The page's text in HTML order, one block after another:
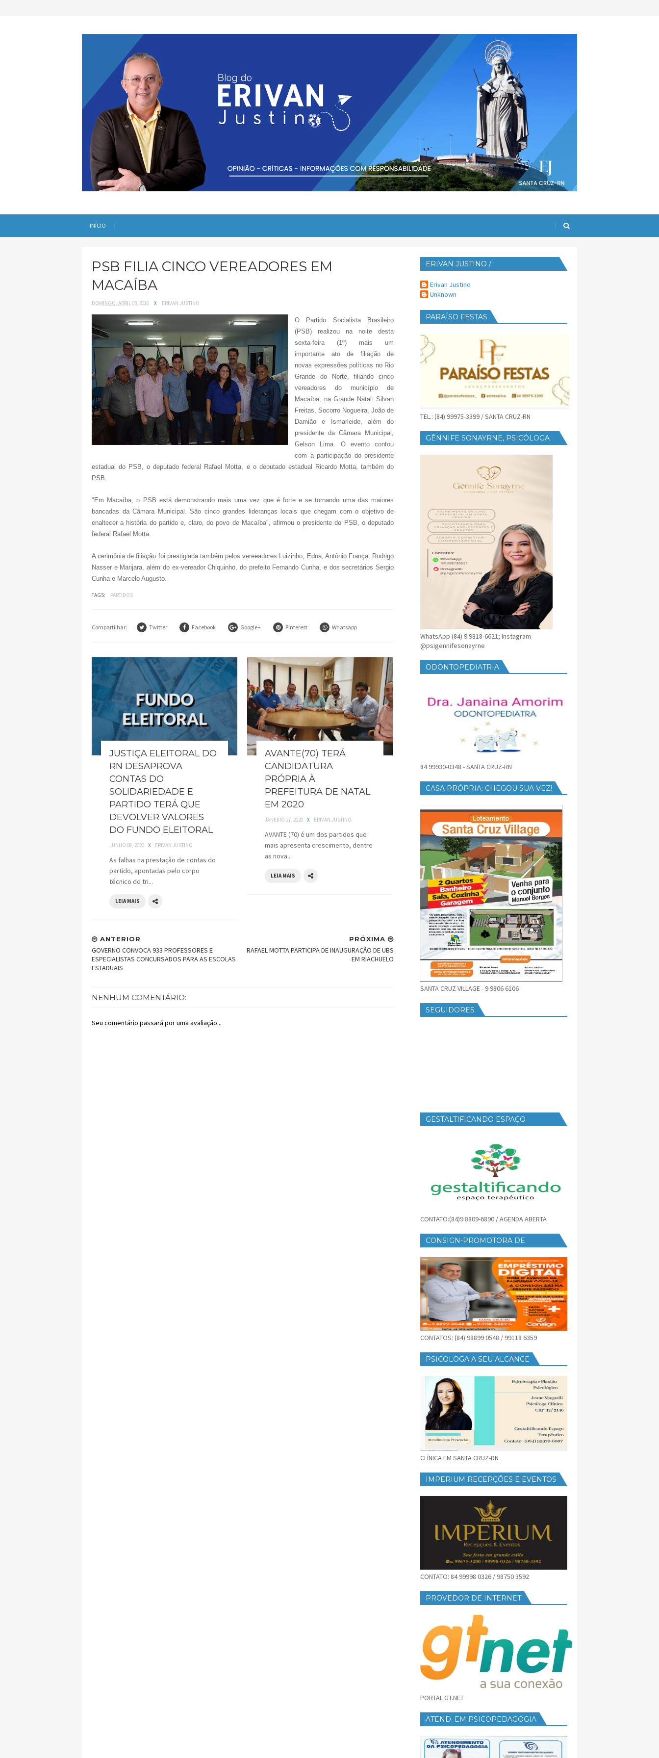
INÍCIO
PSB FILIA CINCO VEREADORES EM
MACAÍBA
DOMINGO, ABRIL 03, 2016 X ERIVAN JUSTINO
O Partido Socialista Brasileiro
(PSB) realizou na noite desta
sexta-feira (1º) mais um
importante ato de filiação de
novas expressões políticas no Rio
Grande do Norte, filiando cinco
vereadores do município de
Macaíba, na Grande Natal: Silvan
Freitas, Socorro Nogueira, João de
Damião e Ismarleide, além do
presidente da Câmara Municipal,
Gelson Lima. O evento contou
com a participação do presidente
estadual do PSB, o deputado federal Rafael Motta, e o deputado estadual Ricardo Motta, também do
PSB.
"Em Macaíba, o PSB está demonstrando mais uma vez que é forte e se tornando uma das maiores
bancadas da Câmara Municipal. São cinco grandes lideranças locais que chegam com o objetivo de
enaltecer a história do partido e, claro, do povo de Macaíba", afirmou o presidente do PSB, o deputado
federal Rafael Motta.
A cerimônia de filiação foi prestigiada também pelos vereeadores Luizinho, Edna, Antônio França, Rodrigo
Nasser e Marijara, além do ex-vereador Chiquinho, do prefeito Fernando Cunha, e dos secretários Sergio
Cunha e Marcelo Augusto.
TAGS: PARTIDOS
Compartilhar: Twitter Facebook Google+ Pinterest Whatsapp
JUSTIÇA ELEITORAL DO
RN DESAPROVA
CONTAS DO
SOLIDARIEDADE E
PARTIDO TERÁ QUE
DEVOLVER VALORES
DO FUNDO ELEITORAL
JUNHO 08, 2020 X ERIVAN JUSTINO
As falhas na prestação de contas do
partido, apontadas pelo corpo
técnico do tri...
LEIA MAIS
AVANTE(70) TERÁ
CANDIDATURA
PRÓPRIA À
PREFEITURA DE NATAL
EM 2020
JANEIRO 27, 2020 X ERIVAN JUSTINO
AVANTE (70) é um dos partidos que
mais apresenta crescimento, dentre
as nova...
LEIA MAIS
PRÓXIMA
RAFAEL MOTTA PARTICIPA DE INAUGURAÇÃO DE UBS
EM RIACHUELO
ANTERIOR
GOVERNO CONVOCA 933 PROFESSORES E
ESPECIALISTAS CONCURSADOS PARA AS ESCOLAS
ESTADUAIS
NENHUM COMENTÁRIO:
Seu comentário passará por uma avaliação...
ERIVAN JUSTINO /
Erivan Justino
Unknown
PARAÍSO FESTAS
TEL.: (84) 99975-3399 / SANTA CRUZ-RN
GÊNNIFE SONAYRNE, PSICÓLOGA
WhatsApp (84) 9.9818-6621; Instagram
@psigennifesonayrne
ODONTOPEDIATRIA
84 99930-0348 - SANTA CRUZ-RN
CASA PRÓPRIA: CHEGOU SUA VEZ!
SANTA CRUZ VILLAGE - 9 9806 6106
SEGUIDORES
GESTALTIFICANDO ESPAÇO
CONTATO:(84)9.8809-6890 / AGENDA ABERTA
CONSIGN-PROMOTORA DE
CONTATOS: (84) 98899 0548 / 99118 6359
PSICOLOGA A SEU ALCANCE
CLÍNICA EM SANTA CRUZ-RN
IMPERIUM RECEPÇÕES E EVENTOS
CONTATO: 84 99998 0326 / 98750 3592
PROVEDOR DE INTERNET
PORTAL GT.NET
ATEND. EM PSICOPEDAGOGIA